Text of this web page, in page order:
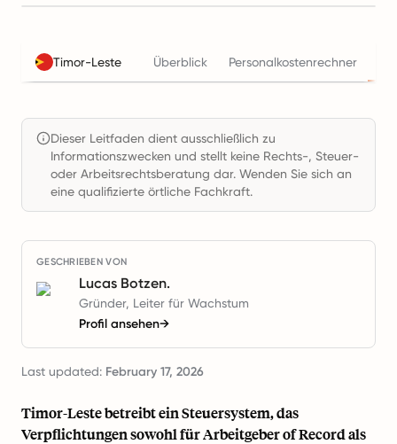
Timor-Leste Überblick Personalkostenrechner
Dieser Leitfaden dient ausschließlich zu
Informationszwecken und stellt keine Rechts-, Steuer-
oder Arbeitsrechtsberatung dar. Wenden Sie sich an
eine qualifizierte örtliche Fachkraft.
GESCHRIEBEN VON
Lucas Botzen.
Gründer, Leiter für Wachstum
Profil ansehen→
Last updated: February 17, 2026
Timor-Leste betreibt ein Steuersystem, das
Verpflichtungen sowohl für Arbeitgeber of Record als